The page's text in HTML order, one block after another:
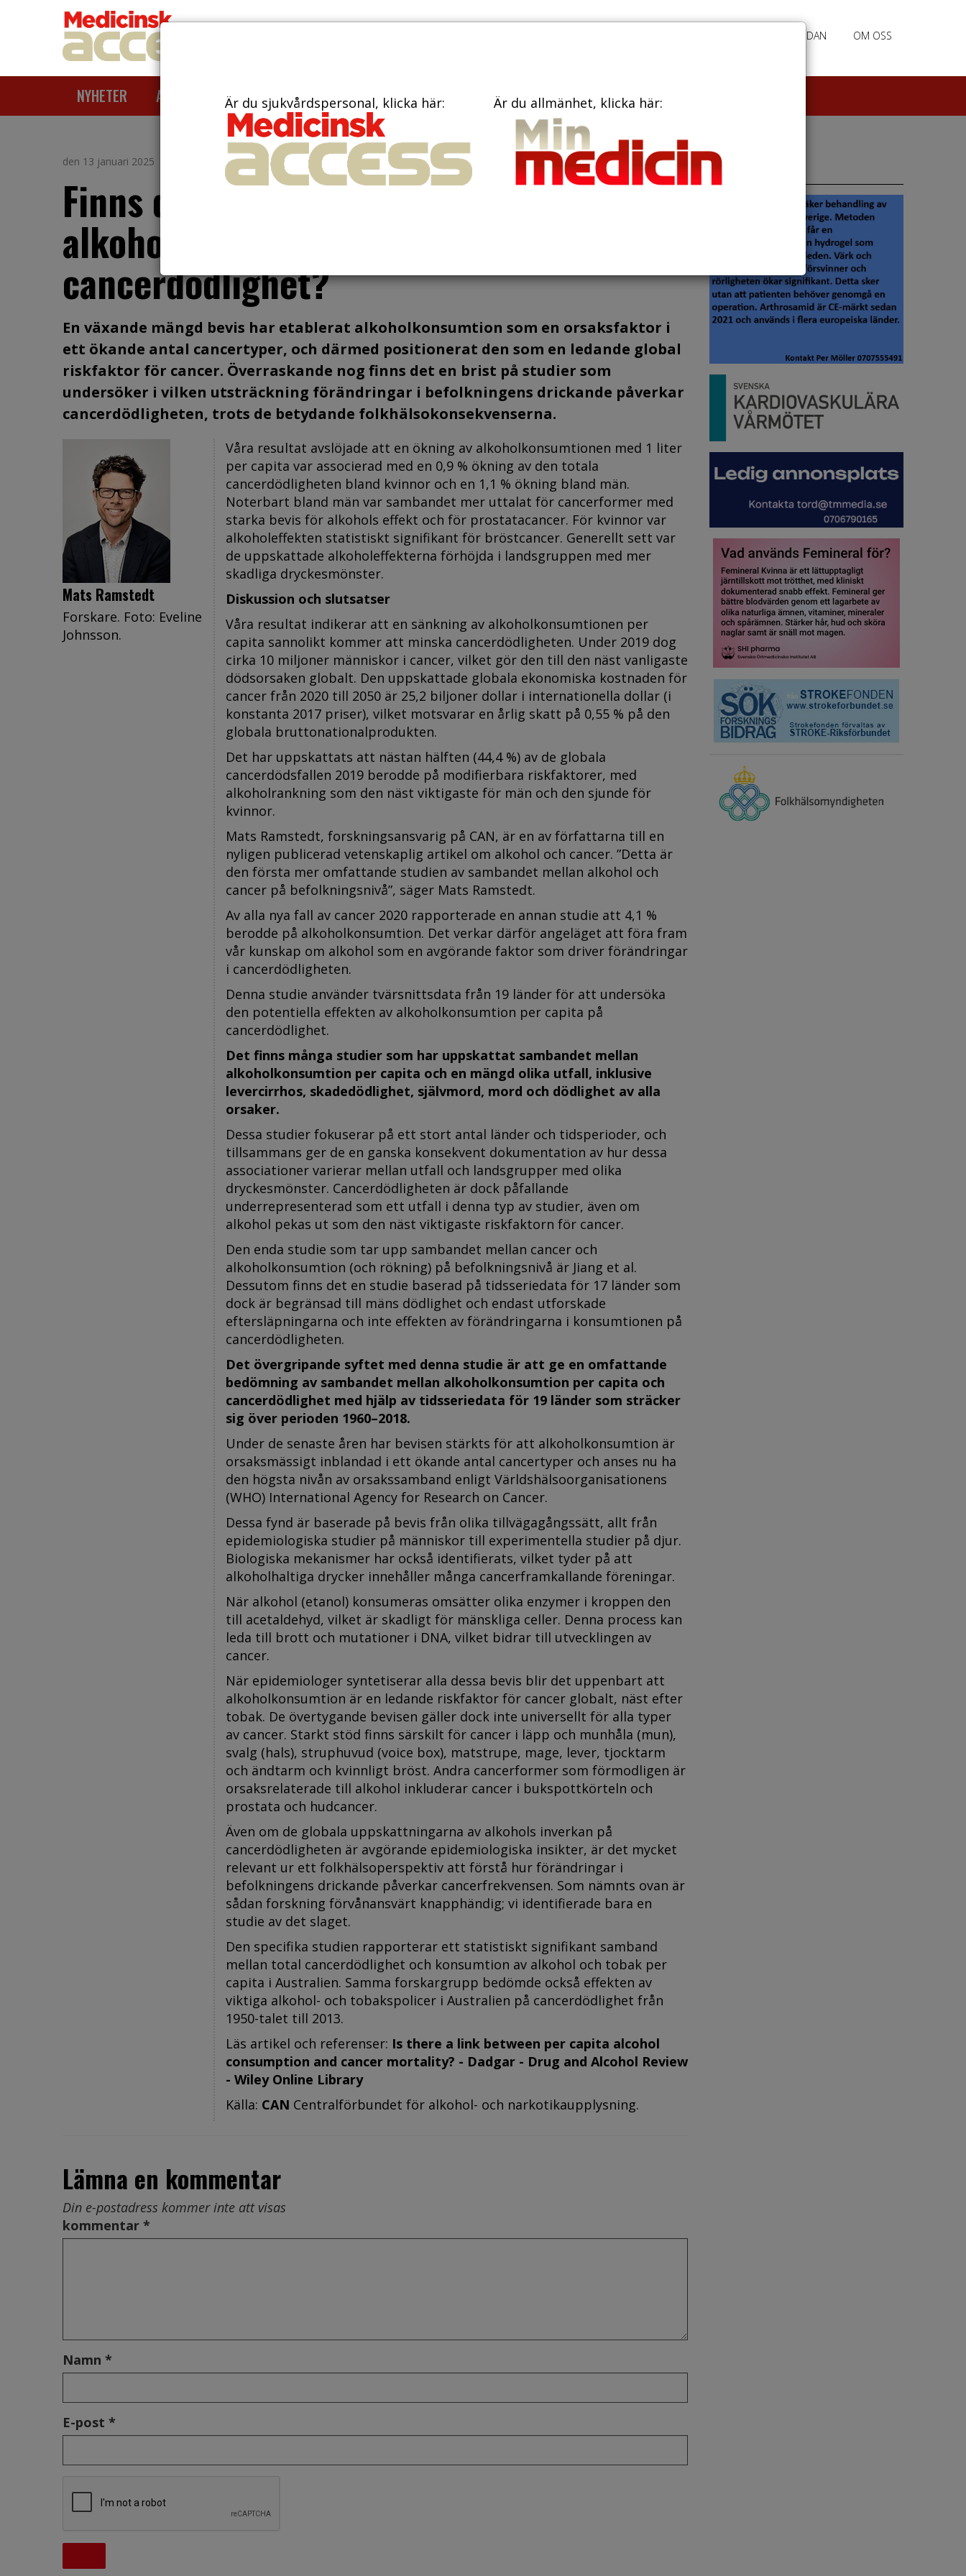
ANNONSERING HEMSIDAN OM OSS
NYHETER ARTIKLAR AKTUELLT TIDNINGAR BÖCKER KONTAKT
den 13 januari 2025
Finns det ett samband mellan
alkoholkonsumtion och
cancerdödlighet?
En växande mängd bevis har etablerat alkoholkonsumtion som en orsaksfaktor i
ett ökande antal cancertyper, och därmed positionerat den som en ledande global
riskfaktor för cancer. Överraskande nog finns det en brist på studier som
undersöker i vilken utsträckning förändringar i befolkningens drickande påverkar
cancerdödligheten, trots de betydande folkhälsokonsekvenserna.
Mats Ramstedt
Forskare. Foto: Eveline
Johnsson.
Våra resultat avslöjade att en ökning av alkoholkonsumtionen med 1 liter
per capita var associerad med en 0,9 % ökning av den totala
cancerdödligheten bland kvinnor och en 1,1 % ökning bland män.
Noterbart bland män var sambandet mer uttalat för cancerformer med
starka bevis för alkohols effekt och för prostatacancer. För kvinnor var
alkoholeffekten statistiskt signifikant för bröstcancer. Generellt sett var
de uppskattade alkoholeffekterna förhöjda i landsgruppen med mer
skadliga dryckesmönster.
Diskussion och slutsatser
Våra resultat indikerar att en sänkning av alkoholkonsumtionen per
capita sannolikt kommer att minska cancerdödligheten. Under 2019 dog
cirka 10 miljoner människor i cancer, vilket gör den till den näst vanligaste
dödsorsaken globalt. Den uppskattade globala ekonomiska kostnaden för
cancer från 2020 till 2050 är 25,2 biljoner dollar i internationella dollar (i
konstanta 2017 priser), vilket motsvarar en årlig skatt på 0,55 % på den
globala bruttonationalprodukten.
Det har uppskattats att nästan hälften (44,4 %) av de globala
cancerdödsfallen 2019 berodde på modifierbara riskfaktorer, med
alkoholrankning som den näst viktigaste för män och den sjunde för
kvinnor.
Mats Ramstedt, forskningsansvarig på CAN, är en av författarna till en
nyligen publicerad vetenskaplig artikel om alkohol och cancer. ”Detta är
den första mer omfattande studien av sambandet mellan alkohol och
cancer på befolkningsnivå”, säger Mats Ramstedt.
Av alla nya fall av cancer 2020 rapporterade en annan studie att 4,1 %
berodde på alkoholkonsumtion. Det verkar därför angeläget att föra fram
vår kunskap om alkohol som en avgörande faktor som driver förändringar
i cancerdödligheten.
Denna studie använder tvärsnittsdata från 19 länder för att undersöka
den potentiella effekten av alkoholkonsumtion per capita på
cancerdödlighet.
Det finns många studier som har uppskattat sambandet mellan
alkoholkonsumtion per capita och en mängd olika utfall, inklusive
levercirrhos, skadedödlighet, självmord, mord och dödlighet av alla
orsaker.
Dessa studier fokuserar på ett stort antal länder och tidsperioder, och
tillsammans ger de en ganska konsekvent dokumentation av hur dessa
associationer varierar mellan utfall och landsgrupper med olika
dryckesmönster. Cancerdödligheten är dock påfallande
underrepresenterad som ett utfall i denna typ av studier, även om
alkohol pekas ut som den näst viktigaste riskfaktorn för cancer.
Den enda studie som tar upp sambandet mellan cancer och
alkoholkonsumtion (och rökning) på befolkningsnivå är Jiang et al.
Dessutom finns det en studie baserad på tidsseriedata för 17 länder som
dock är begränsad till mäns dödlighet och endast utforskade
eftersläpningarna och inte effekten av förändringarna i konsumtionen på
cancerdödligheten.
Det övergripande syftet med denna studie är att ge en omfattande
bedömning av sambandet mellan alkoholkonsumtion per capita och
cancerdödlighet med hjälp av tidsseriedata för 19 länder som sträcker
sig över perioden 1960–2018.
Under de senaste åren har bevisen stärkts för att alkoholkonsumtion är
orsaksmässigt inblandad i ett ökande antal cancertyper och anses nu ha
den högsta nivån av orsakssamband enligt Världshälsoorganisationens
(WHO) International Agency for Research on Cancer.
Dessa fynd är baserade på bevis från olika tillvägagångssätt, allt från
epidemiologiska studier på människor till experimentella studier på djur.
Biologiska mekanismer har också identifierats, vilket tyder på att
alkoholhaltiga drycker innehåller många cancerframkallande föreningar.
När alkohol (etanol) konsumeras omsätter olika enzymer i kroppen den
till acetaldehyd, vilket är skadligt för mänskliga celler. Denna process kan
leda till brott och mutationer i DNA, vilket bidrar till utvecklingen av
cancer.
När epidemiologer syntetiserar alla dessa bevis blir det uppenbart att
alkoholkonsumtion är en ledande riskfaktor för cancer globalt, näst efter
tobak. De övertygande bevisen gäller dock inte universellt för alla typer
av cancer. Starkt stöd finns särskilt för cancer i läpp och munhåla (mun),
svalg (hals), struphuvud (voice box), matstrupe, mage, lever, tjocktarm
och ändtarm och kvinnligt bröst. Andra cancerformer som förmodligen är
orsaksrelaterade till alkohol inkluderar cancer i bukspottkörteln och
prostata och hudcancer.
Även om de globala uppskattningarna av alkohols inverkan på
cancerdödligheten är avgörande epidemiologiska insikter, är det mycket
relevant ur ett folkhälsoperspektiv att förstå hur förändringar i
befolkningens drickande påverkar cancerfrekvensen. Som nämnts ovan är
sådan forskning förvånansvärt knapphändig; vi identifierade bara en
studie av det slaget.
Den specifika studien rapporterar ett statistiskt signifikant samband
mellan total cancerdödlighet och konsumtion av alkohol och tobak per
capita i Australien. Samma forskargrupp bedömde också effekten av
viktiga alkohol- och tobakspolicer i Australien på cancerdödlighet från
1950-talet till 2013.
Läs artikel och referenser: Is there a link between per capita alcohol
consumption and cancer mortality? - Dadgar - Drug and Alcohol Review
- Wiley Online Library
Källa: CAN Centralförbundet för alkohol- och narkotikaupplysning.
Lämna en kommentar
Din e-postadress kommer inte att visas
kommentar *
Namn *
E-post *
Annonser
Är du sjukvårdspersonal, klicka här: Är du allmänhet, klicka här: